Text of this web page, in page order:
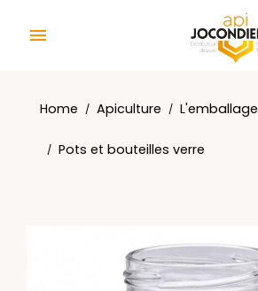

Home Apiculture L'emballage
Pots et bouteilles verre